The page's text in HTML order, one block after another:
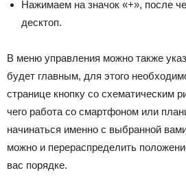
Нажимаем на значок «+», после
десктоп.
В меню управления можно также
будет главным, для этого
странице кнопку со схематическим
чего работа со смартфоном или
начинаться именно с выбранной
можно и перераспределить
вас порядке.